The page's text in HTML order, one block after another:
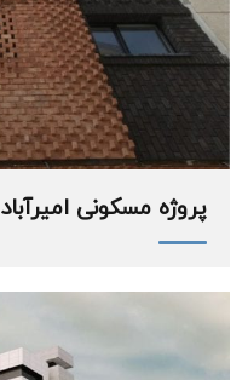
پروژه مسکونی امیرآباد